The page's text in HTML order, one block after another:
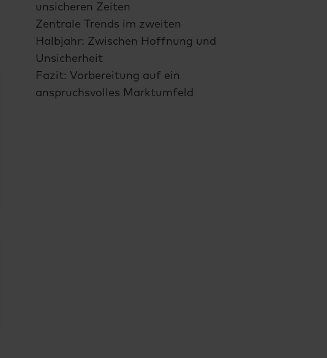
unsicheren Zeiten
Zentrale Trends im zweiten
Halbjahr: Zwischen Hoffnung und
Unsicherheit
Fazit: Vorbereitung auf ein
anspruchsvolles Marktumfeld